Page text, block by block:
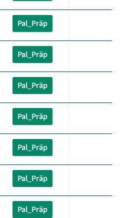
Pal_Präp
Pal_Präp
Pal_Präp
Pal_Präp
Pal_Präp
Pal_Präp
Pal_Präp